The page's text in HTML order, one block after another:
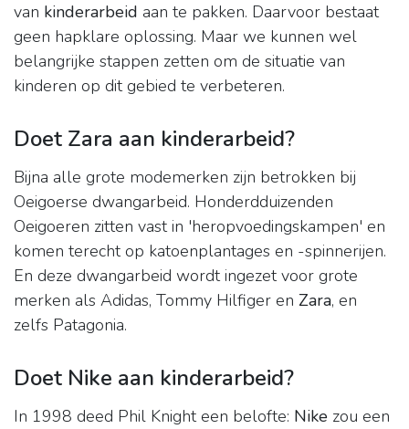
van kinderarbeid aan te pakken. Daarvoor bestaat
geen hapklare oplossing. Maar we kunnen wel
belangrijke stappen zetten om de situatie van
kinderen op dit gebied te verbeteren.
Doet Zara aan kinderarbeid?
Bijna alle grote modemerken zijn betrokken bij
Oeigoerse dwangarbeid. Honderdduizenden
Oeigoeren zitten vast in 'heropvoedingskampen' en
komen terecht op katoenplantages en -spinnerijen.
En deze dwangarbeid wordt ingezet voor grote
merken als Adidas, Tommy Hilfiger en Zara, en
zelfs Patagonia.
Doet Nike aan kinderarbeid?
In 1998 deed Phil Knight een belofte: Nike zou een